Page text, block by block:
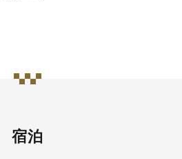
宿泊